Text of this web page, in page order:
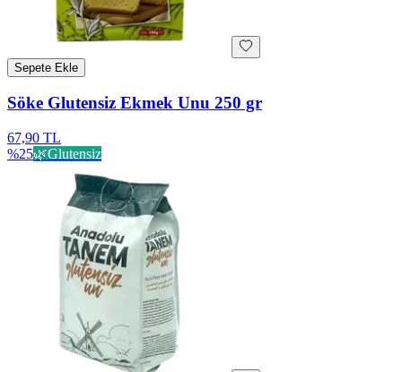
Sepete Ekle
Söke Glutensiz Ekmek Unu 250 gr
67,90 TL
%25🌿Glutensiz